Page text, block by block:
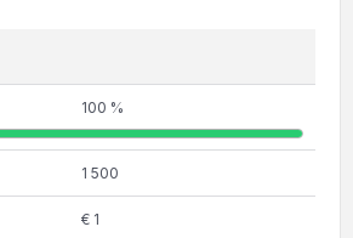
100 %
1 500
€ 1